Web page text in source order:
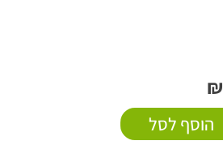
₪
הוסף לסל